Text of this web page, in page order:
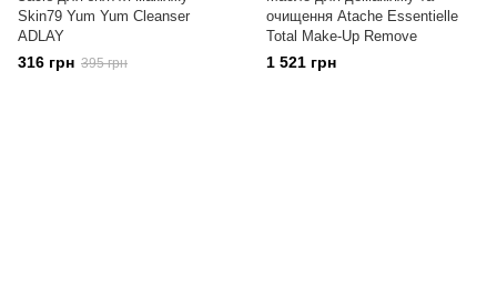
Skin79 Yum Yum Cleanser
ADLAY
316 грн 395 грн
очищення Atache Essentielle
Total Make-Up Remove
1 521 грн